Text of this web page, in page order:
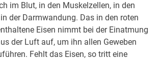
im Blut, in den Muskelzellen, in den
der Darmwandung. Das in den roten
Eisen nimmt bei der Einatmung
der Luft auf, um ihn allen Geweben
Fehlt das Eisen, so tritt eine